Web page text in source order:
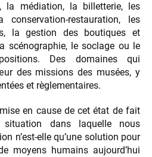
la médiation, la billetterie, les
conservation-restauration, les
la gestion des boutiques et
scénographie, le soclage ou le
Des domaines qui
des missions des musées, y
et règlementaires.
en cause de cet état de fait
dans laquelle nous
n’est-elle qu’une solution pour
moyens humains aujourd’hui